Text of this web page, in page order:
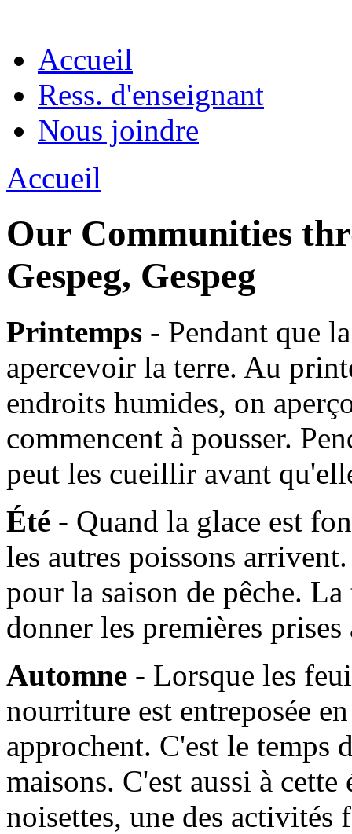
Accueil
Ress. d'enseignant
Nous joindre
Accueil
Our Communities
Gespeg, Gespeg
Printemps - Pendant que
apercevoir la terre. Au
endroits humides, on
commencent à pousser.
peut les cueillir avant
Été - Quand la glace est
les autres poissons
pour la saison de pêche.
donner les premières
Automne - Lorsque les
nourriture est entreposée
approchent. C'est le temps
maisons. C'est aussi à
noisettes, une des